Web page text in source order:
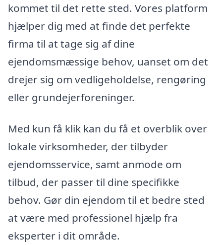
kommet til det rette sted. Vores platform
hjælper dig med at finde det perfekte
firma til at tage sig af dine
ejendomsmæssige behov, uanset om det
drejer sig om vedligeholdelse, rengøring
eller grundejerforeninger.
Med kun få klik kan du få et overblik over
lokale virksomheder, der tilbyder
ejendomsservice, samt anmode om
tilbud, der passer til dine specifikke
behov. Gør din ejendom til et bedre sted
at være med professionel hjælp fra
eksperter i dit område.